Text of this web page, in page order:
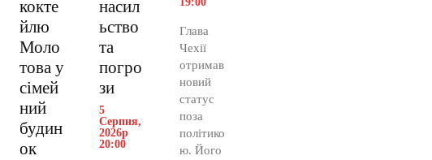
кокте
йлю
Моло
това у
сімей
ний
будин
ок
насил
ьство
та
погро
зи
5
Серпня,
2026р
20:00
Глава
Чехії
отримав
новий
статус
поза
політико
ю. Його